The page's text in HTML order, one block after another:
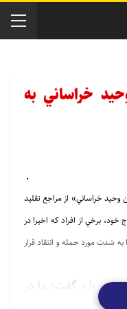
خراساني به
خراساني» از مراجع تقليد
برخي از افراد که اخيرا در
شدت مورد حمله و انتقاد قرار
اين باره گفت: ما در